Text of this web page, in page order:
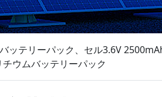
ッテリーパック、セル3.6V
ウムバッテリーパック